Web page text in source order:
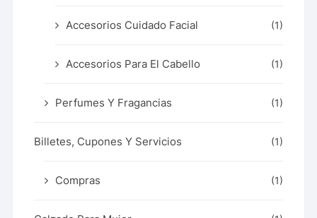
Accesorios Cuidado Facial (1)
Accesorios Para El Cabello (1)
Perfumes Y Fragancias (1)
Billetes, Cupones Y Servicios (1)
Compras (1)